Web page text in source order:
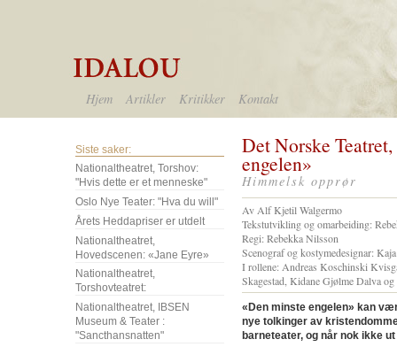
Hjem Artikler Kritikker Kontakt
Siste saker:
Nationaltheatret, Torshov:
"Hvis dette er et menneske"
Oslo Nye Teater: "Hva du will"
Årets Heddapriser er utdelt
Nationaltheatret,
Hovedscenen: «Jane Eyre»
Nationaltheatret,
Torshovteatret:
Nationaltheatret, IBSEN
Museum & Teater :
"Sancthansnatten"
Det Norske
engelen»
Himmelsk opprør
Av Alf Kjetil Walgermo
Tekstutvikling og omarbeiding:
Regi: Rebekka Nilsson
Scenograf og kostymedesignar:
I rollene: Andreas Koschinski
Skagestad, Kidane Gjølme Dalva
«Den minste engelen» kan
nye tolkinger av
barneteater, og når nok ikke